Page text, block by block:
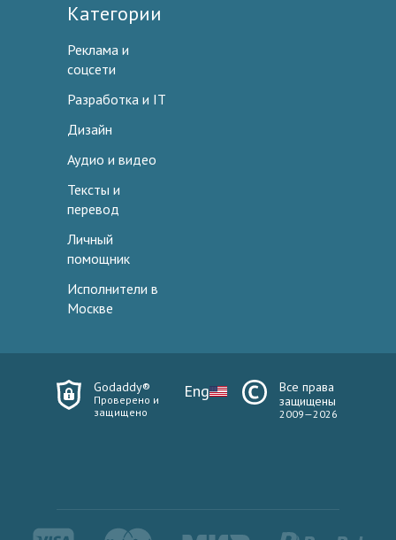
Категории
Реклама и
соцсети
Разработка и IT
Дизайн
Аудио и видео
Тексты и
перевод
Личный
помощник
Исполнители в
Москве
Godaddy®
Проверено и
защищено
Eng
Все права
защищены
2009—2026